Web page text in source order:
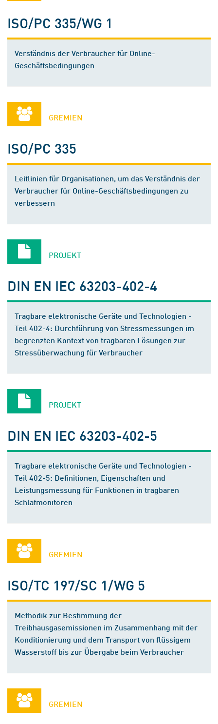
ISO/PC 335/WG 1
Verständnis der Verbraucher für Online-
Geschäftsbedingungen
GREMIEN
ISO/PC 335
Leitlinien für Organisationen, um das Verständnis der
Verbraucher für Online-Geschäftsbedingungen zu
verbessern
PROJEKT
DIN EN IEC 63203-402-4
Tragbare elektronische Geräte und Technologien -
Teil 402-4: Durchführung von Stressmessungen im
begrenzten Kontext von tragbaren Lösungen zur
Stressüberwachung für Verbraucher
PROJEKT
DIN EN IEC 63203-402-5
Tragbare elektronische Geräte und Technologien -
Teil 402-5: Definitionen, Eigenschaften und
Leistungsmessung für Funktionen in tragbaren
Schlafmonitoren
GREMIEN
ISO/TC 197/SC 1/WG 5
Methodik zur Bestimmung der
Treibhausgasemissionen im Zusammenhang mit der
Konditionierung und dem Transport von flüssigem
Wasserstoff bis zur Übergabe beim Verbraucher
GREMIEN